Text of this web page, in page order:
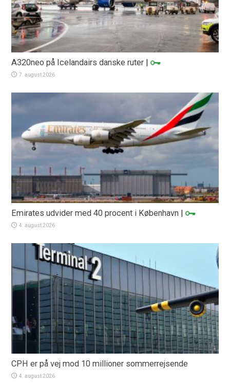
A320neo på Icelandairs danske ruter |
7. august 2026
Emirates udvider med 40 procent i København |
4. august 2026
CPH er på vej mod 10 millioner sommerrejsende
4. august 2026